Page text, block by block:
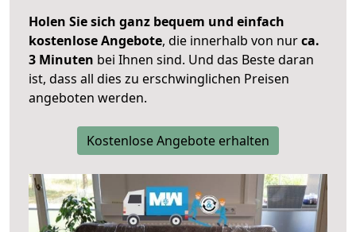
Holen Sie sich ganz bequem und einfach
kostenlose Angebote, die innerhalb von nurca.
3 Minuten bei Ihnen sind. Und das Beste daran
ist, dass all dies zu erschwinglichen Preisen
angeboten werden.
Kostenlose Angebote erhalten